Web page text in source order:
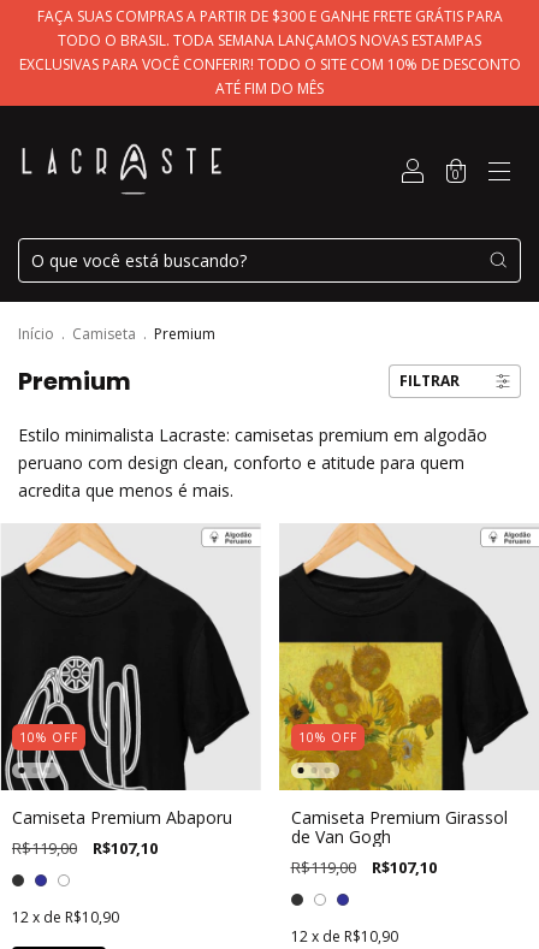
FAÇA SUAS COMPRAS A PARTIR DE $300 E GANHE FRETE GRÁTIS PARA
TODO O BRASIL. TODA SEMANA LANÇAMOS NOVAS ESTAMPAS
EXCLUSIVAS PARA VOCÊ CONFERIR! TODO O SITE COM 10% DE DESCONTO
ATÉ FIM DO MÊS
0
Início . Camiseta . Premium
Premium FILTRAR
Estilo minimalista Lacraste: camisetas premium em algodão
peruano com design clean, conforto e atitude para quem
acredita que menos é mais.
10% OFF
Camiseta Premium Abaporu
R$119,00 R$107,10
12x de R$10,90
10% OFF
Camiseta Premium Girassol
de Van Gogh
R$119,00 R$107,10
12 x de R$10,90